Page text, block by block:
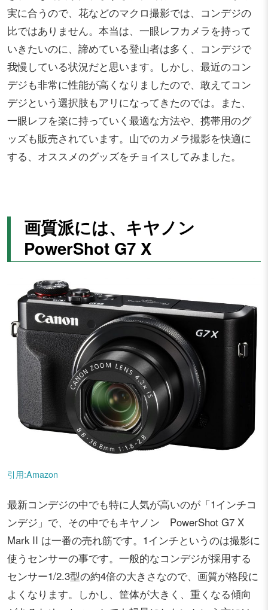
実に合うので、花などのマクロ撮影では、コンデジの
比ではありません。本当は、一眼レフカメラを持って
いきたいのに、諦めている登山者は多く、コンデジで
我慢している状況だと思います。しかし、最近のコン
デジも非常に性能が高くなりましたので、敢えてコン
デジという選択肢もアリになってきたのでは。また、
一眼レフを楽に持っていく最適な方法や、携帯用のグ
ッズも販売されています。山でのカメラ撮影を快適に
する、オススメのグッズをチョイスしてみました。
画質派には、キヤノン
PowerShot G7 X
引用:Amazon
最新コンデジの中でも特に人気が高いのが「1インチコ
ンデジ」で、その中でもキヤノン PowerShot G7 X
Mark II は一番の売れ筋です。1インチというのは撮影に
使うセンサーの事です。一般的なコンデジが採用する
センサー1/2.3型の約4倍の大きさなので、画質が格段に
よくなります。しかし、筐体が大きく、重くなる傾向